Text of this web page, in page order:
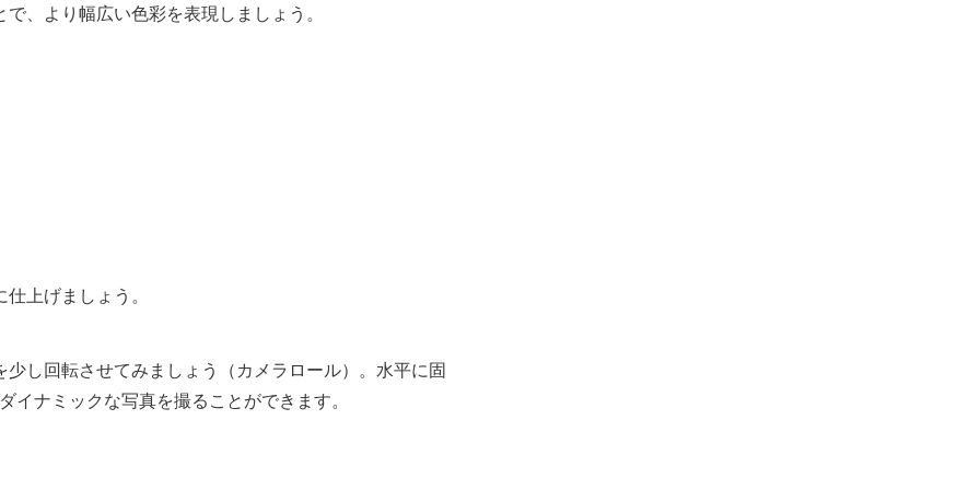
、より幅広い色彩を表現しましょう。
上げましょう。
し回転させてみましょう（カメラロール）。水平に固
ナミックな写真を撮ることができます。